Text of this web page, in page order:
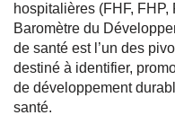
hospitalières (FHF,
Baromètre du
de santé est l’un des
destiné à identifier,
de développement
santé.